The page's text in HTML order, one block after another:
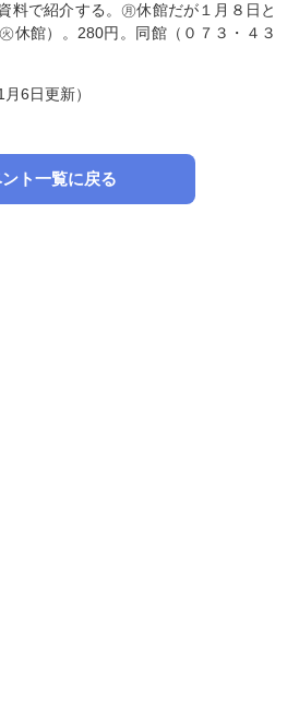
料で紹介する。㊊休館だが１月８日と
休館）。280円。同館（０７３・４３
6日更新）
ト一覧に戻る